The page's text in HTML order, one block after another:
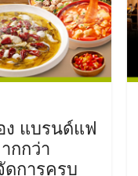
ง แบรนด์แฟ
กกว่า
ดการครบ